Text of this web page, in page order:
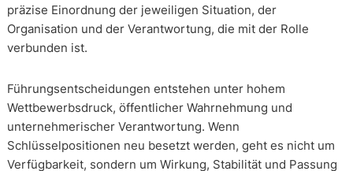
präzise Einordnung der jeweiligen Situation, der
Organisation und der Verantwortung, die mit der Rolle
verbunden ist.
Führungsentscheidungen entstehen unter hohem
Wettbewerbsdruck, öffentlicher Wahrnehmung und
unternehmerischer Verantwortung. Wenn
Schlüsselpositionen neu besetzt werden, geht es nicht um
Verfügbarkeit, sondern um Wirkung, Stabilität und Passung